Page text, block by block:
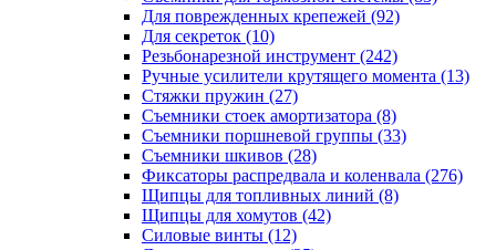
Для поврежденных крепежей (92)
Для секреток (10)
Резьбонарезной инструмент (242)
Ручные усилители крутящего момента (13)
Стяжки пружин (27)
Съемники стоек амортизатора (8)
Съемники поршневой группы (33)
Съемники шкивов (28)
Фиксаторы распредвала и коленвала (276)
Щипцы для топливных линий (8)
Щипцы для хомутов (42)
Силовые винты (12)